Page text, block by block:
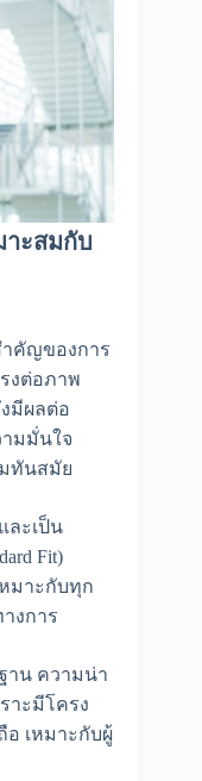
าะสมกับ
ำคัญของการ
งต่อภาพ
มีผลต่อ
มมั่นใจ
ทันสมัย
ละเป็น
Fit)
หมาะกับทุก
งการ
น ความน่า
าะมีโครง
อ เหมาะกับผู้